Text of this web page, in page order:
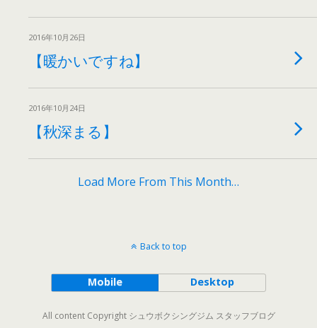
2016年10月26日
【暖かいですね】
2016年10月24日
【秋深まる】
Load More From This Month…
Back to top
Mobile Desktop
All content Copyright シュウボクシングジム スタッフブログ